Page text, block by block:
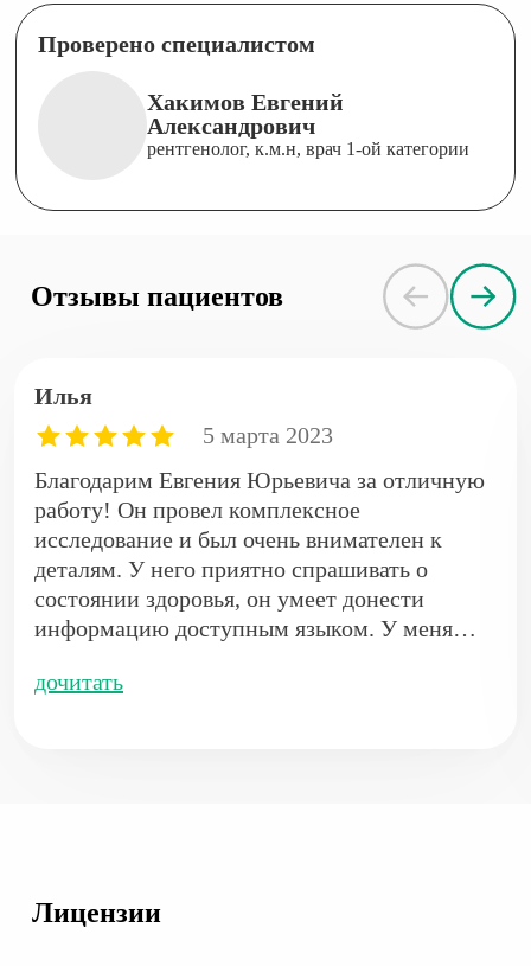
Проверено специалистом
Хакимов Евгений
Александрович
рентгенолог, к.м.н, врач 1-ой категории
Отзывы пациентов
Илья
5 марта 2023
Благодарим Евгения Юрьевича за отличную
работу! Он провел комплексное
исследование и был очень внимателен к
деталям. У него приятно спрашивать о
состоянии здоровья, он умеет донести
информацию доступным языком. У меня
о посещении. Благодаря его рекомендациям
дочитать
Лицензии